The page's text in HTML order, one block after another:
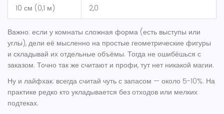
10 см (0,1 м) 2,0
Важно: если у комнаты сложная форма (есть выступы или
углы), дели её мысленно на простые геометрические фигуры
и складывай их отдельные объёмы. Тогда не ошибёшься с
заказом. Точно так же считают и профи, тут нет никакой магии.
Ну и лайфхак: всегда считай чуть с запасом — около 5-10%. На
практике редко кто укладывается без отходов или мелких
подтеках.